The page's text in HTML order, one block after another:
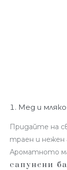
Мед и
Придайте на
траен и нежен
Ароматното
сапунени